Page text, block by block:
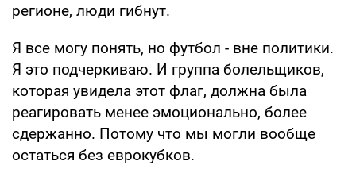
регионе, люди гибнут.
Я все могу понять, но футбол - вне политики.
Я это подчеркиваю. И группа болельщиков,
которая увидела этот флаг, должна была
реагировать менее эмоционально, более
сдержанно. Потому что мы могли вообще
остаться без еврокубков.